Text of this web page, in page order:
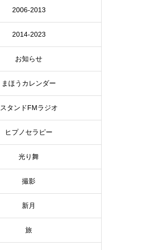
2006-2013
2014-2023
お知らせ
まほうカレンダー
スタンドFMラジオ
ヒプノセラピー
光り舞
撮影
新月
旅